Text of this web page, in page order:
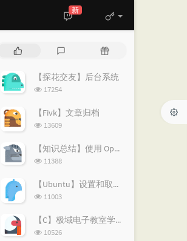
新
章
评
随
文
【探花交友】后台系统
浏
次
17254
【Fivk】文章归档
浏
次
数:
13609
【知识总结】使用 OpenVPN 实现按需分流：避免全局代理泄露隐私
浏
次
11388
【Ubuntu】设置和取消代理的简易指南
浏
次
数:
11003
【C】极域电子教室学生端解除控制
浏
10526